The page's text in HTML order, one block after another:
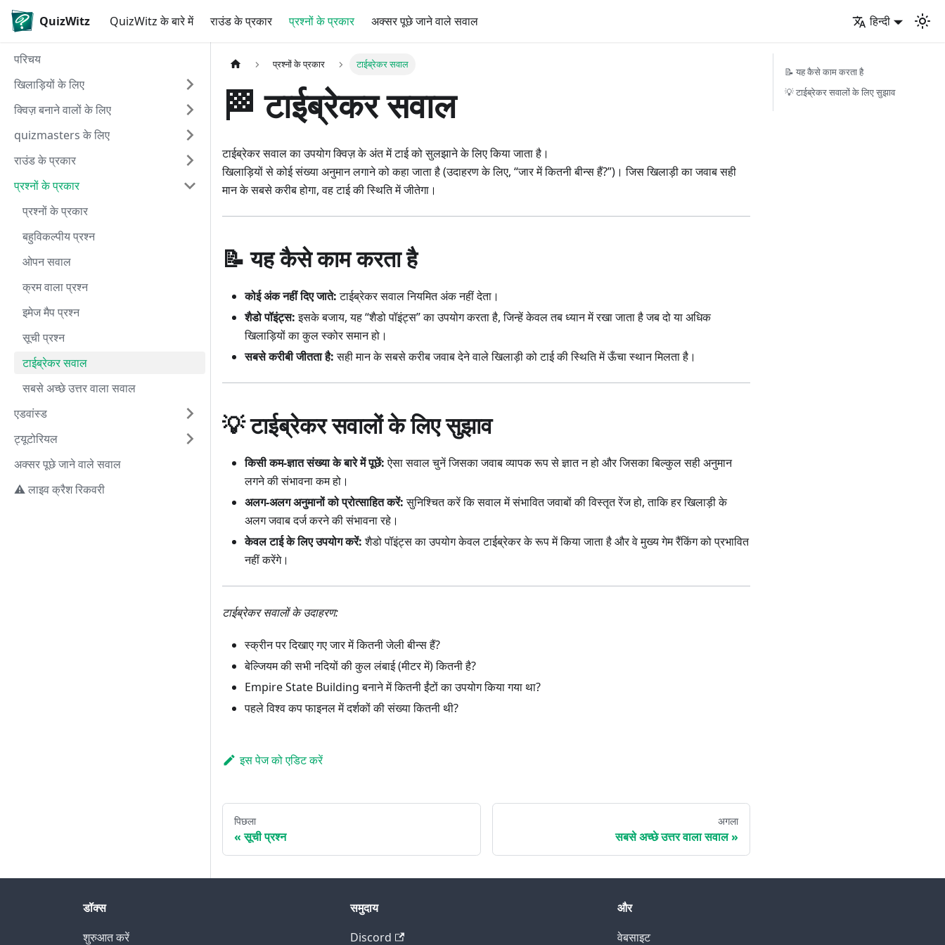
QuizWitz QuizWitz के बारे में राउंड के प्रकार प्रश्नों के प्रकार अक्सर पूछे जाने वाले सवाल हिन्दी
परिचय
खिलाड़ियों के लिए
क्विज़ बनाने वालों के लिए
quizmasters के लिए
राउंड के प्रकार
प्रश्नों के प्रकार
प्रश्नों के प्रकार
बहुविकल्पीय प्रश्न
ओपन सवाल
क्रम वाला प्रश्न
इमेज मैप प्रश्न
सूची प्रश्न
टाईब्रेकर सवाल
सबसे अच्छे उत्तर वाला सवाल
एडवांस्ड
ट्यूटोरियल
अक्सर पूछे जाने वाले सवाल
⚠️ लाइव क्रैश रिकवरी
प्रश्नों के प्रकार टाईब्रेकर सवाल
🏁 टाईब्रेकर सवाल
टाईब्रेकर सवाल का उपयोग क्विज़ के अंत में टाई को सुलझाने के लिए किया जाता है।
खिलाड़ियों से कोई संख्या अनुमान लगाने को कहा जाता है (उदाहरण के लिए, “जार में कितनी बीन्स हैं?”)। जिस खिलाड़ी का जवाब सही
मान के सबसे करीब होगा, वह टाई की स्थिति में जीतेगा।
📝 यह कैसे काम करता है
कोई अंक नहीं दिए जाते:टाईब्रेकर सवाल नियमित अंक नहीं देता।
शैडो पॉइंट्स:इसके बजाय, यह “शैडो पॉइंट्स” का उपयोग करता है, जिन्हें केवल तब ध्यान में रखा जाता है जब दो या अधिक
खिलाड़ियों का कुल स्कोर समान हो।
सबसे करीबी जीतता है:सही मान के सबसे करीब जवाब देने वाले खिलाड़ी को टाई की स्थिति में ऊँचा स्थान मिलता है।
💡 टाईब्रेकर सवालों के लिए सुझाव
किसी कम-ज्ञात संख्या के बारे में पूछें:ऐसा सवाल चुनें जिसका जवाब व्यापक रूप से ज्ञात न हो और जिसका बिल्कुल सही अनुमान
लगने की संभावना कम हो।
अलग-अलग अनुमानों को प्रोत्साहित करें:सुनिश्चित करें कि सवाल में संभावित जवाबों की विस्तृत रेंज हो, ताकि हर खिलाड़ी के
अलग जवाब दर्ज करने की संभावना रहे।
केवल टाई के लिए उपयोग करें:शैडो पॉइंट्स का उपयोग केवल टाईब्रेकर के रूप में किया जाता है और वे मुख्य गेम रैंकिंग को प्रभावित
नहीं करेंगे।
टाईब्रेकर सवालों के उदाहरण:
स्क्रीन पर दिखाए गए जार में कितनी जेली बीन्स हैं?
बेल्जियम की सभी नदियों की कुल लंबाई (मीटर में) कितनी है?
Empire State Building बनाने में कितनी ईंटों का उपयोग किया गया था?
पहले विश्व कप फाइनल में दर्शकों की संख्या कितनी थी?
इस पेज को एडिट करें
पिछला
सूची प्रश्न
अगला
सबसे अच्छे उत्तर वाला सवाल
📝 यह कैसे काम करता है
💡 टाईब्रेकर सवालों के लिए सुझाव
डॉक्स
शुरुआत करें
समुदाय
Discord
और
वेबसाइट